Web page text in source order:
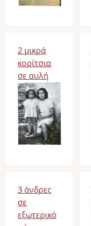
2 μικρά
κορίτσια
σε αυλή
Image
3 άνδρες
σε
εξωτερικό